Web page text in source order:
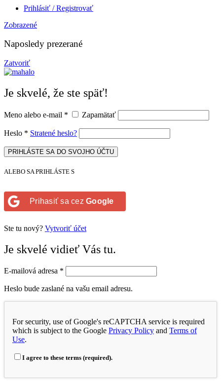
Prihlásiť / Registrovať
Zobrazené
Naposledy prezerané
Zatvoriť
Je skvelé, že ste späť!
Meno alebo e-mail * Zapamätať
Heslo * Stratené heslo?
PRIHLÁSTE SA DO SVOJHO ÚČTU
ALEBO SA PRIHLÁSTE S
Prihasiť sa cez Google
Ste tu nový? Vytvoriť účet
Je skvelé vidieť Vás tu.
E-mailová adresa *
Heslo bude zaslané na vašu email adresu.
For security, use of Google's reCAPTCHA service is required
which is subject to the Google Privacy Policy and Terms of
Use.
I agree to these terms (required).